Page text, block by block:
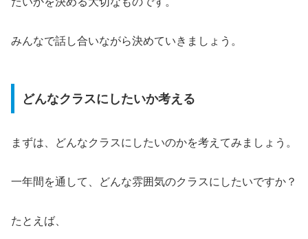
みんなで話し合いながら決めていきましょう。
どんなクラスにしたいか考える
まずは、どんなクラスにしたいのかを考えてみましょう。
一年間を通して、どんな雰囲気のクラスにしたいですか？
たとえば、